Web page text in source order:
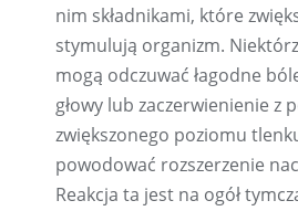
nim składnikami, które
stymulują organizm.
mogą odczuwać łagodne
głowy lub zaczerwienienie z
zwiększonego poziomu
powodować rozszerzenie
Reakcja ta jest na ogół